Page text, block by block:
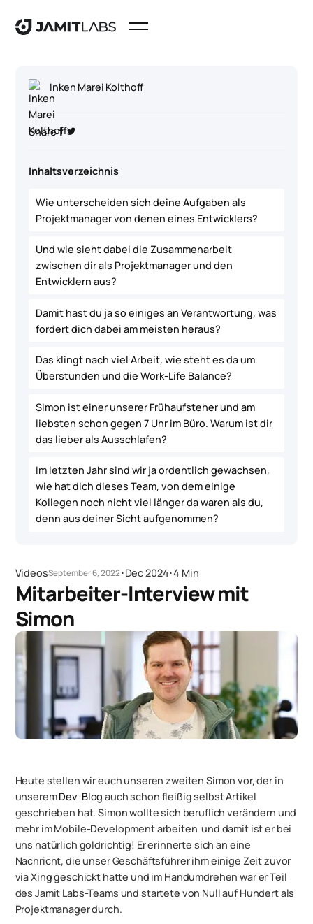
VideosSeptember 6, 2022･Dec 2024･4 Min
Mitarbeiter-Interview mit
Simon
Heute stellen wir euch unseren zweiten Simon vor, der in
unseremDev-Blog auch schon fleißig selbst Artikel
geschrieben hat. Simon wollte sich beruflich verändern und
mehr im Mobile-Development arbeiten  und damit ist er bei
uns natürlich goldrichtig! Er erinnerte sich an eine
Nachricht, die unser Geschäftsführer ihm einige Zeit zuvor
via Xing geschickt hatte und im Handumdrehen war er Teil
des Jamit Labs-Teams und startete von Null auf Hundert als
Projektmanager durch.
Inken Marei Kolthoff
Share
Inhaltsverzeichnis
Wie unterscheiden sich deine Aufgaben als
Projektmanager von denen eines Entwicklers?
Und wie sieht dabei die Zusammenarbeit
zwischen dir als Projektmanager und den
Entwicklern aus?
Damit hast du ja so einiges an Verantwortung, was
fordert dich dabei am meisten heraus?
Das klingt nach viel Arbeit, wie steht es da um
Überstunden und die Work-Life Balance?
Simon ist einer unserer Frühaufsteher und am
liebsten schon gegen 7 Uhr im Büro. Warum ist dir
das lieber als Ausschlafen?
Im letzten Jahr sind wir ja ordentlich gewachsen,
wie hat dich dieses Team, von dem einige
Kollegen noch nicht viel länger da waren als du,
denn aus deiner Sicht aufgenommen?